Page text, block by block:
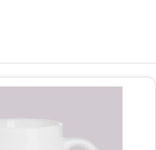
заявку на сайті.